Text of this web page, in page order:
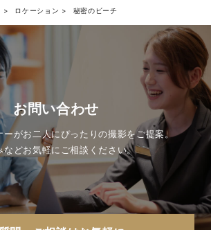
ロケーション 秘密のビーチ
お問い合わせ
がお二人にぴったりの撮影をご提案。
などお気軽にご相談ください。